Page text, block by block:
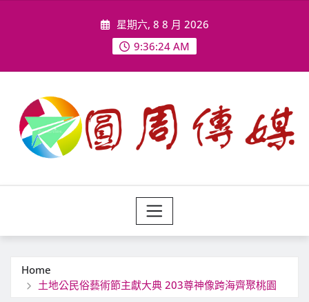
星期六, 8 8 月 2026
9:36:27 AM
Home
土地公民俗藝術節主獻大典 203尊神像跨海齊聚桃園